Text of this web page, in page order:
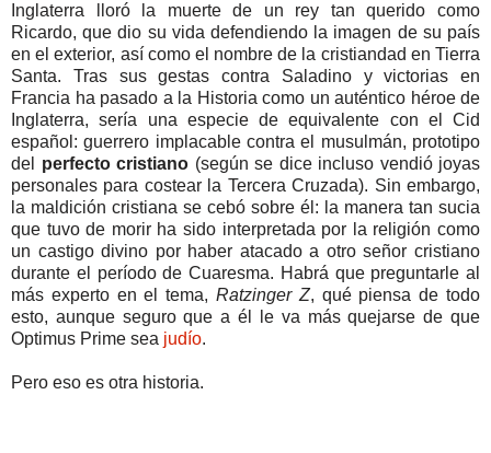
Inglaterra lloró la muerte de un rey tan querido como
Ricardo, que dio su vida defendiendo la imagen de su país
en el exterior, así como el nombre de la cristiandad en Tierra
Santa. Tras sus gestas contra Saladino y victorias en
Francia ha pasado a la Historia como un auténtico héroe de
Inglaterra, sería una especie de equivalente con el Cid
español: guerrero implacable contra el musulmán, prototipo
del
perfecto cristiano (según se dice incluso vendió joyas
personales para costear la Tercera Cruzada). Sin embargo,
la maldición cristiana se cebó sobre él: la manera tan sucia
que tuvo de morir ha sido interpretada por la religión como
un castigo divino por haber atacado a otro señor cristiano
durante el período de Cuaresma. Habrá que preguntarle al
más experto en el tema, Ratzinger Z, qué piensa de todo
esto, aunque seguro que a él le va más quejarse de que
Optimus Prime sea judío.
Pero eso es otra historia.